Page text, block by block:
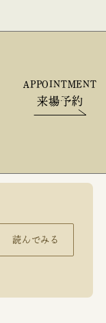
APPOINTMENT
来場予約
読んでみる